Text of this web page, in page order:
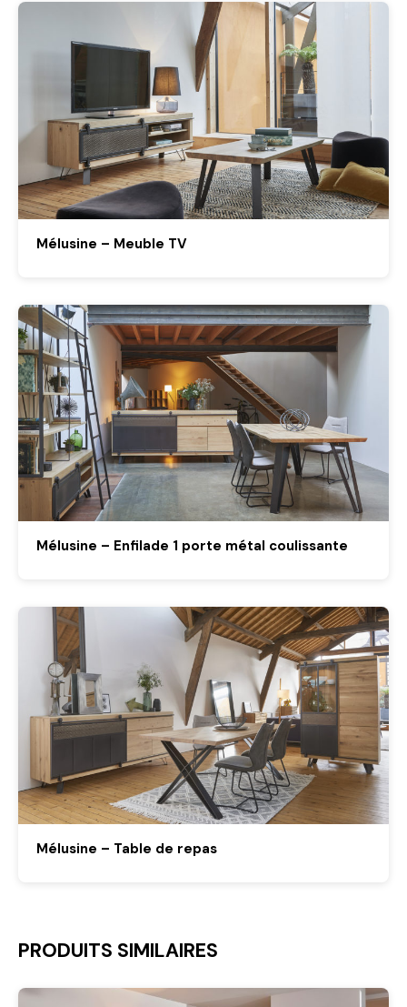
Mélusine – Meuble TV
Mélusine – Enfilade 1 porte métal coulissante
Mélusine – Table de repas
PRODUITS SIMILAIRES